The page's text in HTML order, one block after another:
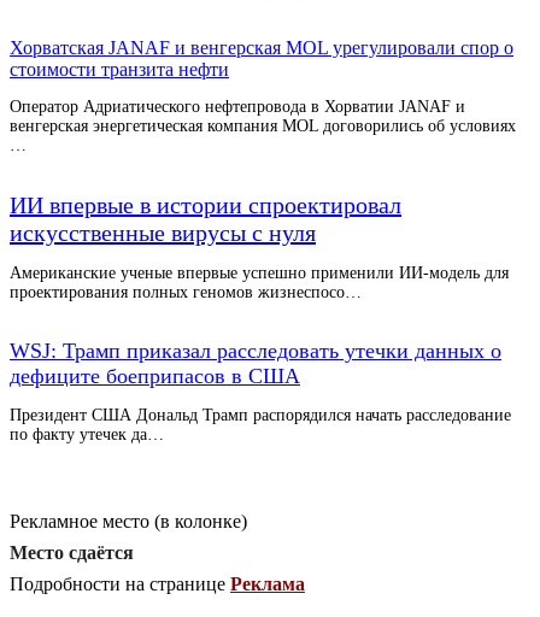
Хорватская JANAF и венгерская MOL урегулировали спор о
стоимости транзита нефти
Оператор Адриатического нефтепровода в Хорватии JANAF и
венгерская энергетическая компания MOL договорились об условиях
…
ИИ впервые в истории спроектировал
искусственные вирусы с нуля
Американские ученые впервые успешно применили ИИ-модель для
проектирования полных геномов жизнеспосо…
WSJ: Трамп приказал расследовать утечки данных о
дефиците боеприпасов в США
Президент США Дональд Трамп распорядился начать расследование
по факту утечек да…
Рекламное место (в колонке)
Место сдаётся
Подробности на странице Реклама